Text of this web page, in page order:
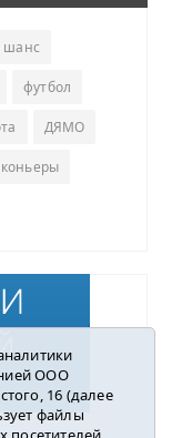
шанс
футбол
ДЯМО
ООО
16 (далее
файлы